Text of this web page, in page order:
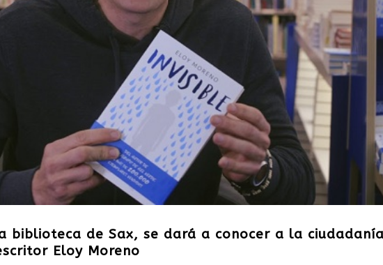
biblioteca de Sax, se dará a conocer a la
Eloy Moreno